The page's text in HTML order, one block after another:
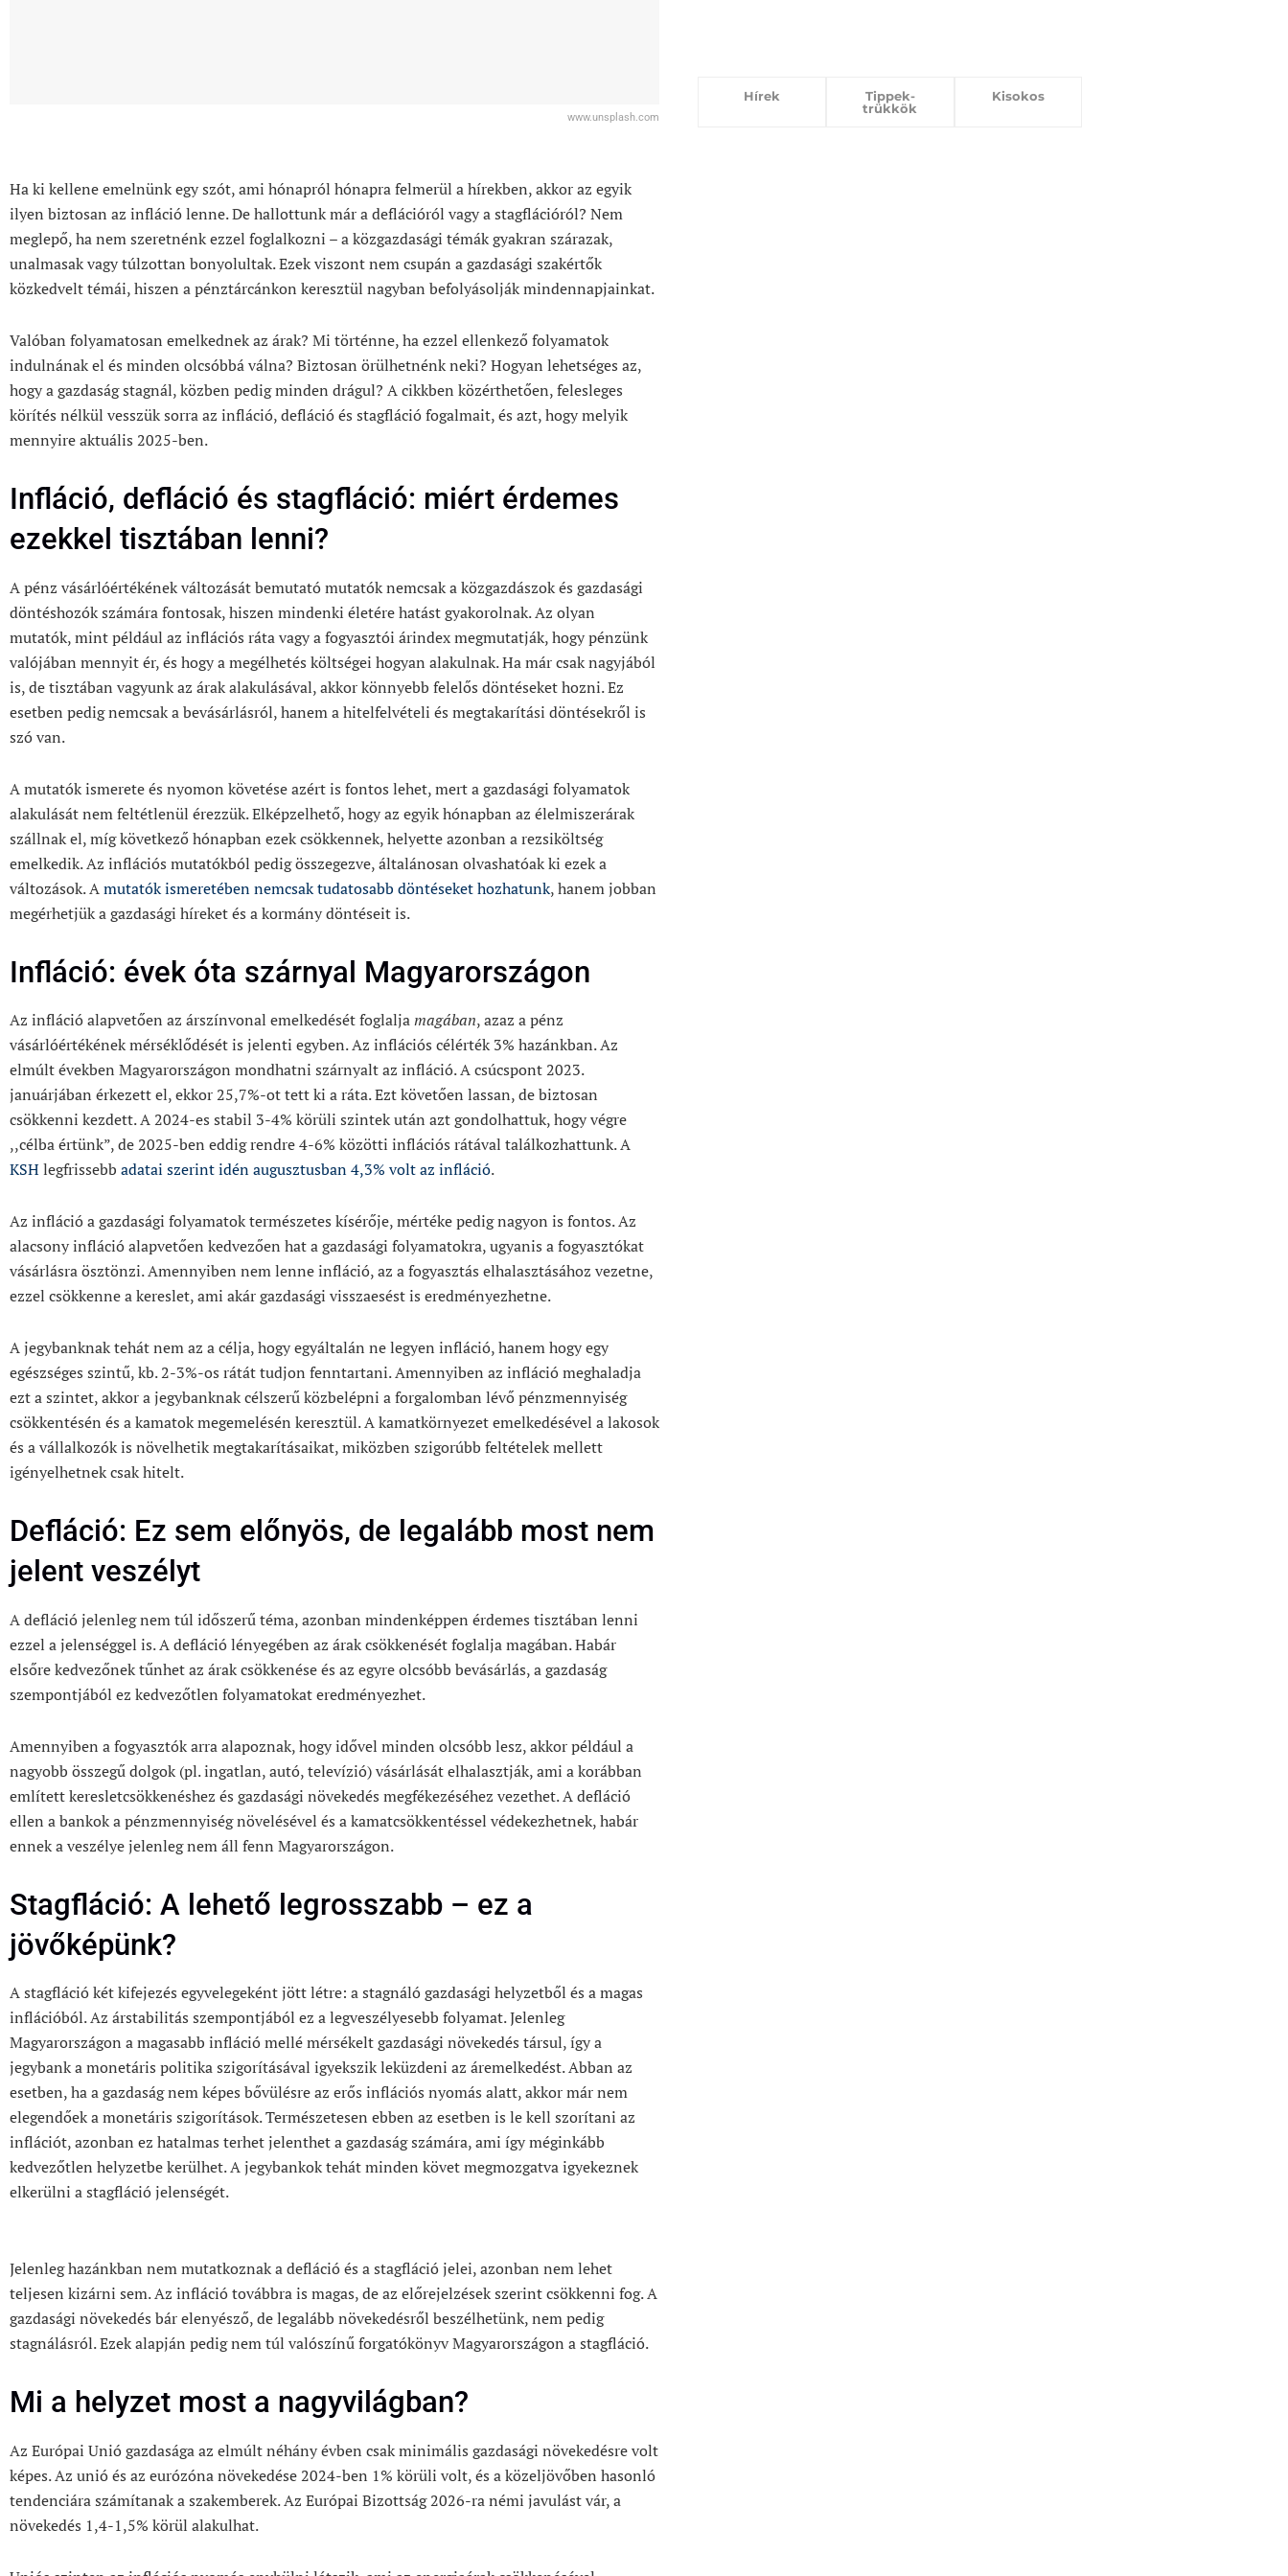
www.unsplash.com
Ha ki kellene emelnünk egy szót, ami hónapról hónapra felmerül a hírekben, akkor az egyik
ilyen biztosan az infláció lenne. De hallottunk már a deflációról vagy a stagflációról? Nem
meglepő, ha nem szeretnénk ezzel foglalkozni – a közgazdasági témák gyakran szárazak,
unalmasak vagy túlzottan bonyolultak. Ezek viszont nem csupán a gazdasági szakértők
közkedvelt témái, hiszen a pénztárcánkon keresztül nagyban befolyásolják mindennapjainkat.
Valóban folyamatosan emelkednek az árak? Mi történne, ha ezzel ellenkező folyamatok
indulnának el és minden olcsóbbá válna? Biztosan örülhetnénk neki? Hogyan lehetséges az,
hogy a gazdaság stagnál, közben pedig minden drágul? A cikkben közérthetően, felesleges
körítés nélkül vesszük sorra az infláció, defláció és stagfláció fogalmait, és azt, hogy melyik
mennyire aktuális 2025-ben.
Infláció, defláció és stagfláció: miért érdemes
ezekkel tisztában lenni?
A pénz vásárlóértékének változását bemutató mutatók nemcsak a közgazdászok és gazdasági
döntéshozók számára fontosak, hiszen mindenki életére hatást gyakorolnak. Az olyan
mutatók, mint például az inflációs ráta vagy a fogyasztói árindex megmutatják, hogy pénzünk
valójában mennyit ér, és hogy a megélhetés költségei hogyan alakulnak. Ha már csak nagyjából
is, de tisztában vagyunk az árak alakulásával, akkor könnyebb felelős döntéseket hozni. Ez
esetben pedig nemcsak a bevásárlásról, hanem a hitelfelvételi és megtakarítási döntésekről is
szó van.
A mutatók ismerete és nyomon követése azért is fontos lehet, mert a gazdasági folyamatok
alakulását nem feltétlenül érezzük. Elképzelhető, hogy az egyik hónapban az élelmiszerárak
szállnak el, míg következő hónapban ezek csökkennek, helyette azonban a rezsiköltség
emelkedik. Az inflációs mutatókból pedig összegezve, általánosan olvashatóak ki ezek a
változások. Amutatók ismeretében nemcsak tudatosabb döntéseket hozhatunk, hanem jobban
megérhetjük a gazdasági híreket és a kormány döntéseit is.
Infláció: évek óta szárnyal Magyarországon
Az infláció alapvetően az árszínvonal emelkedését foglaljamagában, azaz a pénz
vásárlóértékének mérséklődését is jelenti egyben. Az inflációs célérték 3% hazánkban. Az
elmúlt években Magyarországon mondhatni szárnyalt az infláció. A csúcspont 2023.
januárjában érkezett el, ekkor 25,7%-ot tett ki a ráta. Ezt követően lassan, de biztosan
csökkenni kezdett. A 2024-es stabil 3-4% körüli szintek után azt gondolhattuk, hogy végre
,,célba értünk”, de 2025-ben eddig rendre 4-6% közötti inflációs rátával találkozhattunk. A
KSH legfrissebb adatai szerint idén augusztusban 4,3% volt az infláció.
Az infláció a gazdasági folyamatok természetes kísérője, mértéke pedig nagyon is fontos. Az
alacsony infláció alapvetően kedvezően hat a gazdasági folyamatokra, ugyanis a fogyasztókat
vásárlásra ösztönzi. Amennyiben nem lenne infláció, az a fogyasztás elhalasztásához vezetne,
ezzel csökkenne a kereslet, ami akár gazdasági visszaesést is eredményezhetne.
A jegybanknak tehát nem az a célja, hogy egyáltalán ne legyen infláció, hanem hogy egy
egészséges szintű, kb. 2-3%-os rátát tudjon fenntartani. Amennyiben az infláció meghaladja
ezt a szintet, akkor a jegybanknak célszerű közbelépni a forgalomban lévő pénzmennyiség
csökkentésén és a kamatok megemelésén keresztül. A kamatkörnyezet emelkedésével a lakosok
és a vállalkozók is növelhetik megtakarításaikat, miközben szigorúbb feltételek mellett
igényelhetnek csak hitelt.
Defláció: Ez sem előnyös, de legalább most nem
jelent veszélyt
A defláció jelenleg nem túl időszerű téma, azonban mindenképpen érdemes tisztában lenni
ezzel a jelenséggel is. A defláció lényegében az árak csökkenését foglalja magában. Habár
elsőre kedvezőnek tűnhet az árak csökkenése és az egyre olcsóbb bevásárlás, a gazdaság
szempontjából ez kedvezőtlen folyamatokat eredményezhet.
Amennyiben a fogyasztók arra alapoznak, hogy idővel minden olcsóbb lesz, akkor például a
nagyobb összegű dolgok (pl. ingatlan, autó, televízió) vásárlását elhalasztják, ami a korábban
említett keresletcsökkenéshez és gazdasági növekedés megfékezéséhez vezethet. A defláció
ellen a bankok a pénzmennyiség növelésével és a kamatcsökkentéssel védekezhetnek, habár
ennek a veszélye jelenleg nem áll fenn Magyarországon.
Stagfláció: A lehető legrosszabb – ez a
jövőképünk?
A stagfláció két kifejezés egyvelegeként jött létre: a stagnáló gazdasági helyzetből és a magas
inflációból. Az árstabilitás szempontjából ez a legveszélyesebb folyamat. Jelenleg
Magyarországon a magasabb infláció mellé mérsékelt gazdasági növekedés társul, így a
jegybank a monetáris politika szigorításával igyekszik leküzdeni az áremelkedést. Abban az
esetben, ha a gazdaság nem képes bővülésre az erős inflációs nyomás alatt, akkor már nem
elegendőek a monetáris szigorítások. Természetesen ebben az esetben is le kell szorítani az
inflációt, azonban ez hatalmas terhet jelentheta gazdaság számára, ami így méginkább
kedvezőtlen helyzetbe kerülhet. A jegybankok tehát minden követ megmozgatva igyekeznek
elkerülni a stagfláció jelenségét.
Jelenleg hazánkban nem mutatkoznak a defláció és a stagfláció jelei, azonban nem lehet
teljesen kizárni sem. Az infláció továbbra is magas, de az előrejelzések szerint csökkenni fog. A
gazdasági növekedés bár elenyésző, de legalább növekedésről beszélhetünk, nem pedig
stagnálásról. Ezek alapján pedig nem túl valószínű forgatókönyv Magyarországon a stagfláció.
Mi a helyzet most a nagyvilágban?
Az Európai Unió gazdasága az elmúlt néhány évben csak minimális gazdasági növekedésre volt
képes. Az unió és az eurózóna növekedése 2024-ben 1% körüli volt, és a közeljövőben hasonló
tendenciára számítanak a szakemberek. Az Európai Bizottság 2026-ra némi javulást vár, a
növekedés 1,4-1,5% körül alakulhat.
Hírek
Tippek-
trükkök
Kisokos